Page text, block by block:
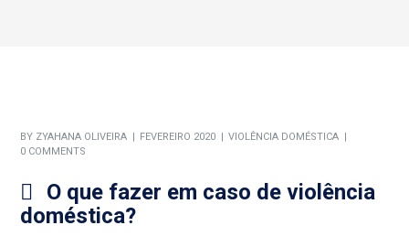
BY ZYAHANA OLIVEIRA FEVEREIRO 2020
VIOLÊNCIA DOMÉSTICA
0 COMMENTS
O que fazer em caso de violência
doméstica?